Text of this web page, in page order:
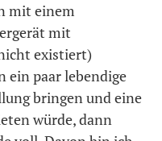
mit einem
mit
existiert)
ein paar lebendige
bringen und eine
würde, dann